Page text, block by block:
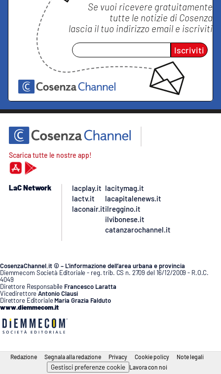
Se vuoi ricevere gratuitamente
tutte le notizie di Cosenza
lascia il tuo indirizzo email e iscriviti
Iscriviti
Scarica tutte le nostre app!
LaC Network
lacplay.it
lactv.it
laconair.it
lacitymag.it
lacapitalenews.it
ilreggino.it
ilvibonese.it
catanzarochannel.it
CosenzaChannel.it © – L’informazione dell’area urbana e provincia
Diemmecom Società Editoriale - reg. trib. CS n. 2709 del 16/12/2009 - R.O.C.
4049
Direttore Responsabile Francesco Laratta
VicedirettoreAntonio Clausi
Direttore Editoriale Maria Grazia Falduto
www.diemmecom.it
Redazione Segnala alla redazione Privacy Cookie policy Note legali
Gestisci preferenze cookie Lavora con noi